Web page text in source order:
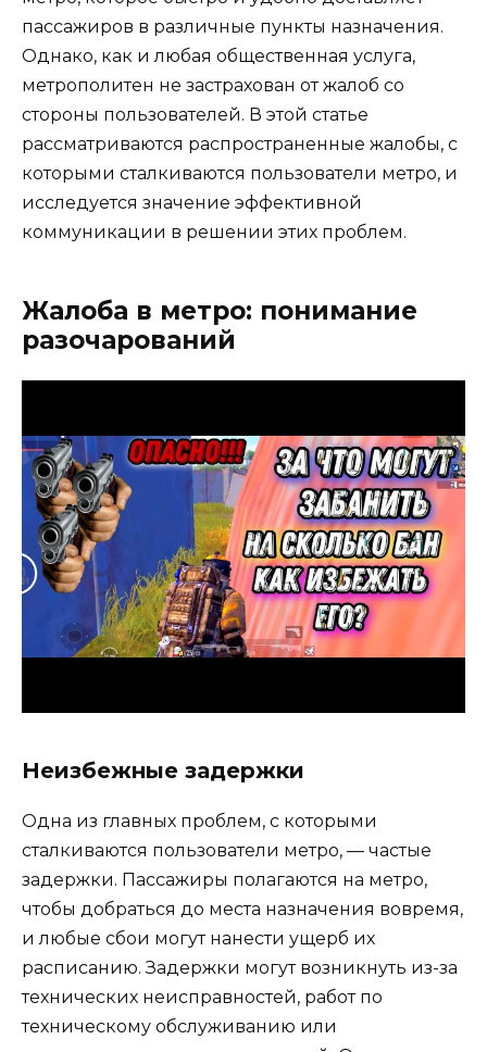
пассажиров в различные пункты назначения.
Однако, как и любая общественная услуга,
метрополитен не застрахован от жалоб со
стороны пользователей. В этой статье
рассматриваются распространенные жалобы, с
которыми сталкиваются пользователи метро, ​​и
исследуется значение эффективной
коммуникации в решении этих проблем.
Жалоба в метро: понимание
разочарований
Неизбежные задержки
Одна из главных проблем, с которыми
сталкиваются пользователи метро, ​​— частые
задержки. Пассажиры полагаются на метро, ​​
чтобы добраться до места назначения вовремя,
и любые сбои могут нанести ущерб их
расписанию. Задержки могут возникнуть из-за
технических неисправностей, работ по
техническому обслуживанию или